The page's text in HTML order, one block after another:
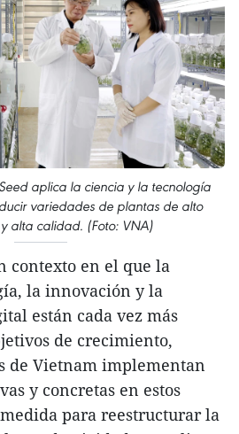
aplica la ciencia y la tecnología
variedades de plantas de alto
alta calidad. (Foto: VNA)
contexto en el que la
la innovación y la
están cada vez más
de crecimiento,
de Vietnam implementan
y concretas en estos
para reestructurar la